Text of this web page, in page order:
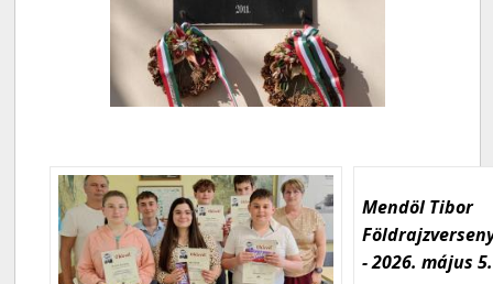
Mendöl Tibor
- 2026. május 5.